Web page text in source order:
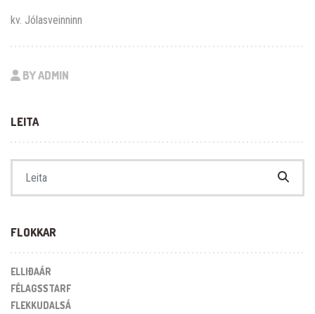
kv. Jólasveinninn
BY ADMIN
LEITA
FLOKKAR
ELLIÐAÁR
FÉLAGSSTARF
FLEKKUDALSÁ